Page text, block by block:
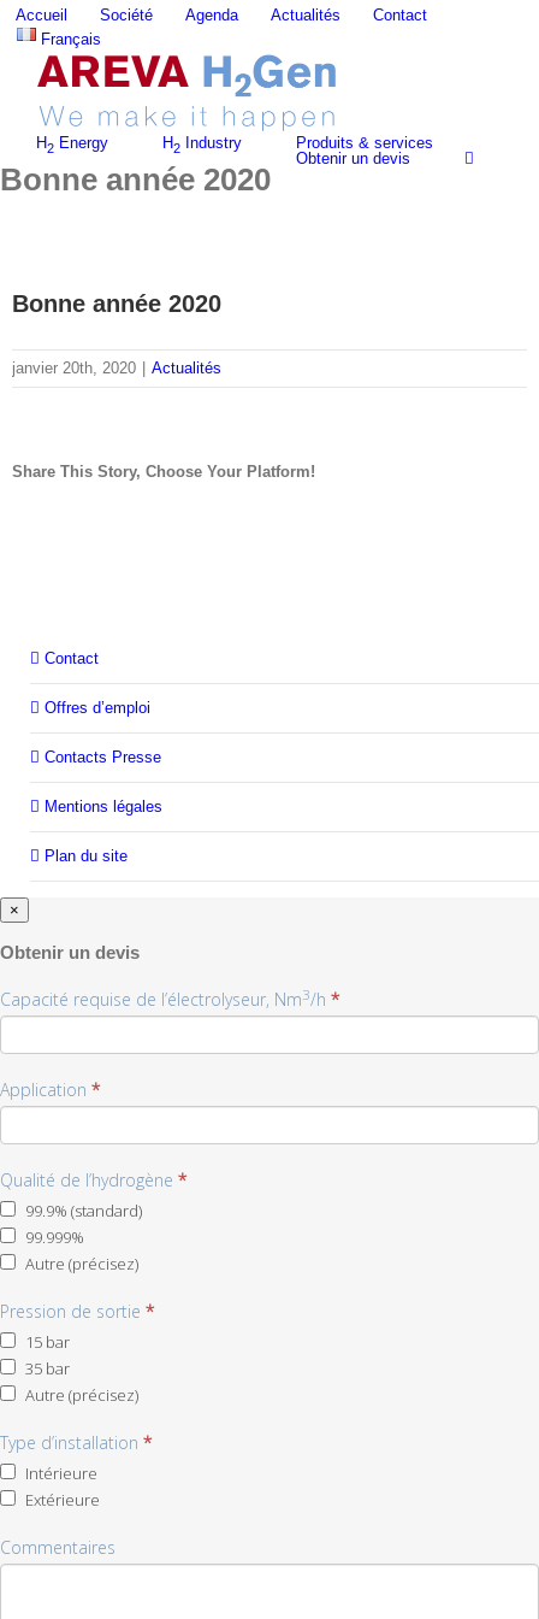
Skip
content
Accueil Société Agenda Actualités
Contact
Français
H2 Energy H2 Industry
Produits & services
Obtenir un devis
Bonne année 2020
Bonne année 2020
janvier 20th, 2020 Actualités
Share This Story, Choose Your Platform!
Contact
Offres d’emploi
Contacts Presse
Mentions légales
Plan du site
×
Obtenir un devis
Capacité requise de l’électrolyseur, Nm3/h *
Application *
Qualité de l’hydrogène *
99.9% (standard)
99.999%
Autre (précisez)
(précisez)
Pression de sortie *
15 bar
35 bar
Autre (précisez)
(précisez)
Type d’installation *
Intérieure
Extérieure
Commentaires